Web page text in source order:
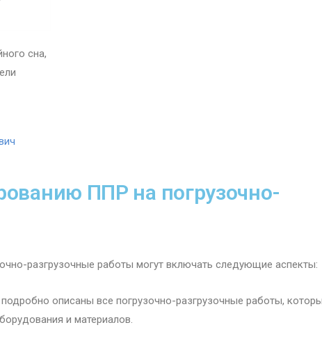
сна,
ППР на погрузочно-
разгрузочные работы могут включать следующие аспекты:
описаны все погрузочно-разгрузочные работы,
и материалов.